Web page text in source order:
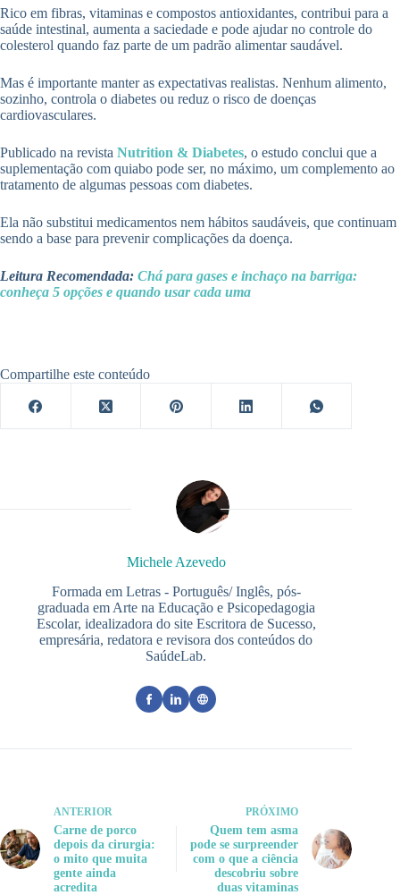
Rico em fibras, vitaminas e compostos antioxidantes, contribui para a
saúde intestinal, aumenta a saciedade e pode ajudar no controle do
colesterol quando faz parte de um padrão alimentar saudável.
Mas é importante manter as expectativas realistas. Nenhum alimento,
sozinho, controla o diabetes ou reduz o risco de doenças
cardiovasculares.
Publicado na revista Nutrition & Diabetes, o estudo conclui que a
suplementação com quiabo pode ser, no máximo, um complemento ao
tratamento de algumas pessoas com diabetes.
Ela não substitui medicamentos nem hábitos saudáveis, que continuam
sendo a base para prevenir complicações da doença.
Leitura Recomendada: Chá para gases e inchaço na barriga:
conheça 5 opções e quando usar cada uma
Compartilhe este conteúdo
Michele Azevedo
Formada em Letras - Português/ Inglês, pós-
graduada em Arte na Educação e Psicopedagogia
Escolar, idealizadora do site Escritora de Sucesso,
empresária, redatora e revisora dos conteúdos do
SaúdeLab.
ANTERIOR
Carne de porco
depois da cirurgia:
o mito que muita
gente ainda
acredita
PRÓXIMO
Quem tem asma
pode se surpreender
com o que a ciência
descobriu sobre
duas vitaminas